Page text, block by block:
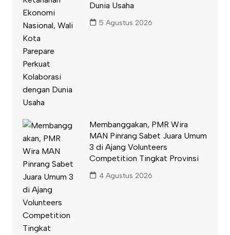
Dunia Usaha
5 Agustus 2026
Membanggakan, PMR Wira
MAN Pinrang Sabet Juara Umum
3 di Ajang Volunteers
Competition Tingkat Provinsi
4 Agustus 2026